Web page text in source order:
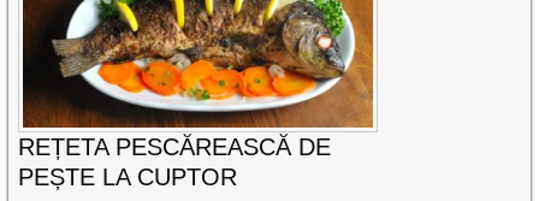
REȚETA PESCĂREASCĂ DE
PEȘTE LA CUPTOR